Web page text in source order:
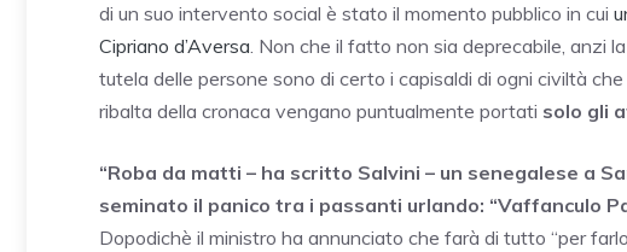
di un suo intervento social è stato il momento pubblico in cui
Cipriano d’Aversa. Non che il fatto non sia deprecabile, anzi
tutela delle persone sono di certo i capisaldi di ogni civiltà
ribalta della cronaca vengano puntualmente portati solo gli
“Roba da matti – ha scritto Salvini – un senegalese a
seminato il panico tra i passanti urlando: “Vaffanculo
Dopodichè il ministro ha annunciato che farà di tutto “per